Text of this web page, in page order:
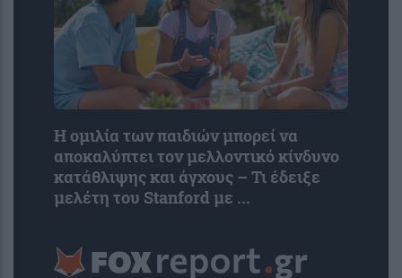
Η ομιλία των παιδιών μπορεί να
αποκαλύπτει τον μελλοντικό κίνδυνο
κατάθλιψης και άγχους – Τι έδειξε
μελέτη του Stanford με ...